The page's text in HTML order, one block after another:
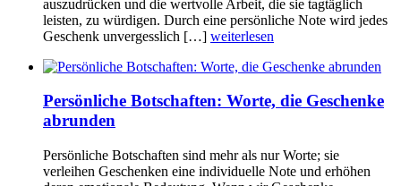
auszudrücken und die wertvolle Arbeit, die sie tagtäglich
leisten, zu würdigen. Durch eine persönliche Note wird jedes
Geschenk unvergesslich […] weiterlesen
Persönliche Botschaften: Worte, die Geschenke
abrunden
Persönliche Botschaften sind mehr als nur Worte; sie
verleihen Geschenken eine individuelle Note und erhöhen